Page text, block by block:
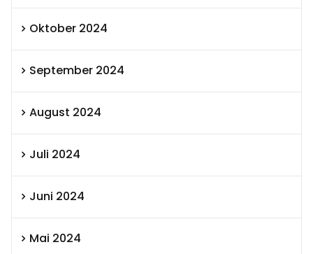
Oktober 2024
September 2024
August 2024
Juli 2024
Juni 2024
Mai 2024